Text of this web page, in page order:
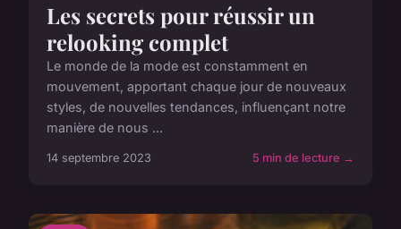
Les secrets pour réussir un
relooking complet
Le monde de la mode est constamment en
mouvement, apportant chaque jour de nouveaux
styles, de nouvelles tendances, influençant notre
manière de nous ...
14 septembre 2023 5 min de lecture →